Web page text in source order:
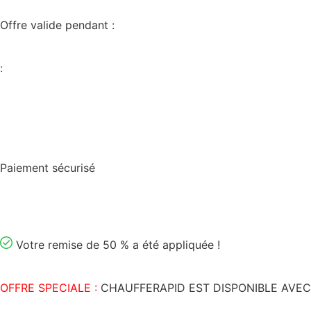
Offre valide pendant :
:
Paiement sécurisé
Votre remise de 50 % a été appliquée !
OFFRE SPECIALE : CHAUFFERAPID EST DISPONIBLE AVEC